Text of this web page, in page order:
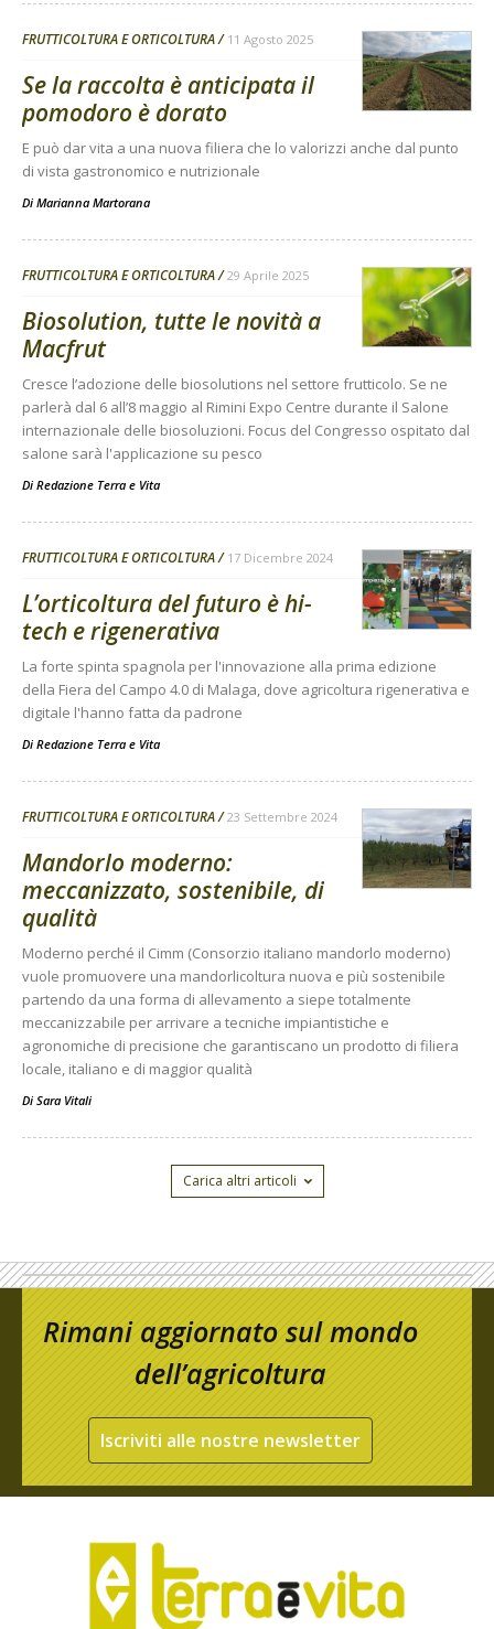
FRUTTICOLTURA E ORTICOLTURA 11 Agosto 2025
Se la raccolta è anticipata il
pomodoro è dorato
E può dar vita a una nuova filiera che lo valorizzi anche dal punto
di vista gastronomico e nutrizionale
Di Marianna Martorana
FRUTTICOLTURA E ORTICOLTURA 29 Aprile 2025
Biosolution, tutte le novità a
Macfrut
Cresce l’adozione delle biosolutions nel settore frutticolo. Se ne
parlerà dal 6 all’8 maggio al Rimini Expo Centre durante il Salone
internazionale delle biosoluzioni. Focus del Congresso ospitato dal
salone sarà l'applicazione su pesco
Di Redazione Terra e Vita
FRUTTICOLTURA E ORTICOLTURA 17 Dicembre 2024
L’orticoltura del futuro è hi-
tech e rigenerativa
La forte spinta spagnola per l'innovazione alla prima edizione
della Fiera del Campo 4.0 di Malaga, dove agricoltura rigenerativa e
digitale l'hanno fatta da padrone
Di Redazione Terra e Vita
FRUTTICOLTURA E ORTICOLTURA 23 Settembre 2024
Mandorlo moderno:
meccanizzato, sostenibile, di
qualità
Moderno perché il Cimm (Consorzio italiano mandorlo moderno)
vuole promuovere una mandorlicoltura nuova e più sostenibile
partendo da una forma di allevamento a siepe totalmente
meccanizzabile per arrivare a tecniche impiantistiche e
agronomiche di precisione che garantiscano un prodotto di filiera
locale, italiano e di maggior qualità
Di Sara Vitali
Carica altri articoli
Rimani aggiornato sul mondo
dell’agricoltura
Iscriviti alle nostre newsletter